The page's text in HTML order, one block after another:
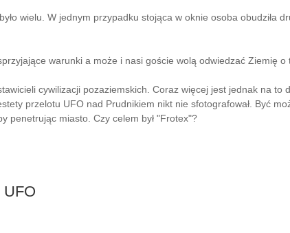
wielu. W jednym przypadku stojąca w oknie osoba obudziła
warunki a może i nasi goście wolą odwiedzać Ziemię o
cywilizacji pozaziemskich. Coraz więcej jest jednak na to
przelotu UFO nad Prudnikiem nikt nie sfotografował. Być
penetrując miasto. Czy celem był "Frotex"?
UFO